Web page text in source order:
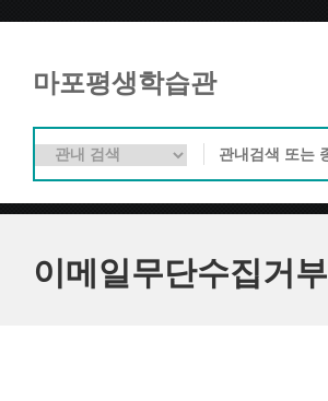
마포평생학습관
이메일무단수집거부